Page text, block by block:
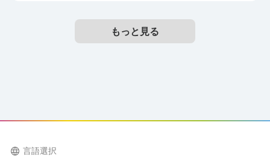
もっと見る
language 言語選択